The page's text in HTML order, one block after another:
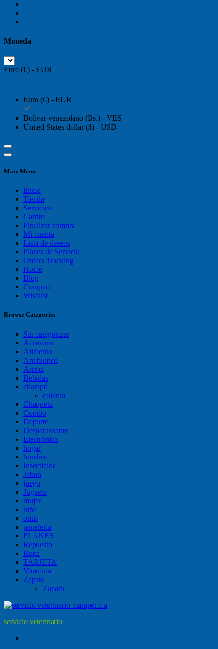
Moneda
Euro (€) - EUR
Euro (€) - EUR
Bolívar venezolano (Bs.) - VES
United States dollar ($) - USD
Main Menu
Inicio
Tienda
Servicios
Carrito
Finalizar compra
Mi cuenta
Lista de deseos
Planes de Servicio
Orders Tracking
Home
Blog
Compare
Wishlist
Browse Categories
Sin categorizar
Accesorio
Alimento
Antibiotico
Arrroz
Bebidas
champú
colonia
Chaqueta
Combo
Deporte
Desparasitante
Electrónico
hogar
hombre
Insecticida
Jabon
juego
Juguete
mujer
niño
otitis
papelería
PLANES
Repuesto
Ropa
TARJETA
Vitamina
Zapato
Zapato
servicio veterinario